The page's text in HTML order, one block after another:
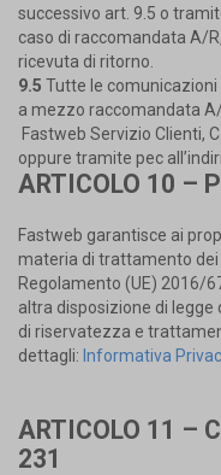
successivo art. 9.5 o
caso di raccomandata A/
ricevuta di ritorno.
9.5 Tutte le
a mezzo raccomandata
Fastweb Servizio Clienti,
oppure tramite pec
ARTICOLO 10 –
Fastweb garantisce ai
materia di trattamento dei
Regolamento (UE) 2016/
altra disposizione di
di riservatezza e
dettagli: Informativa
ARTICOLO 11 –
231